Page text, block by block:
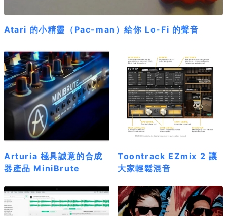
Atari 的小精靈（Pac-man）給你 Lo-Fi 的聲音
Arturia 極具誠意的合成
器產品 MiniBrute
Toontrack EZmix 2 讓
大家輕鬆混音